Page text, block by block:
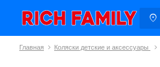
Главная Коляски детские и аксессуары